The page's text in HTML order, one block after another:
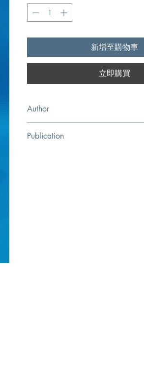
新增至購物車
立即購買
Author
Publication